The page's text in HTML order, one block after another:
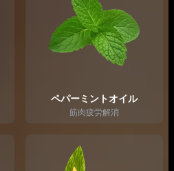
ペパーミントオイル
筋肉疲労解消